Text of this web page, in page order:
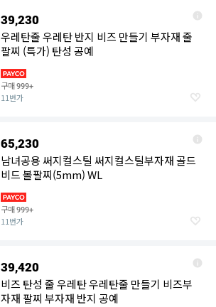
39,230
우레탄줄 우레탄 반지 비즈 만들기 부자재 줄
팔찌 (특가) 탄성 공예
구매999+
11번가
65,230
남녀공용 써지컬스틸 써지컬스틸부자재 골드
비드 볼팔찌(5mm) WL
구매999+
11번가
39,420
비즈 탄성 줄 우레탄 우레탄줄 만들기 비즈부
자재 팔찌 부자재 반지 공예